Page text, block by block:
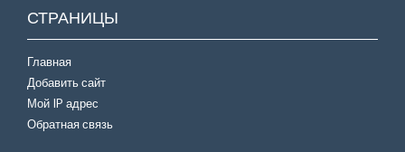
СТРАНИЦЫ
Главная
Добавить сайт
Мой IP адрес
Обратная связь